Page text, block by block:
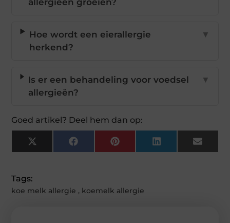
allergieën groeien?
Hoe wordt een eierallergie
herkend?
▼
Is er een behandeling voor voedsel
allergieën?
▼
Goed artikel? Deel hem dan op:
X
(Twitter)
FacebookPinterestLinkedInEmail
Tags:
koe melk allergie , koemelk allergie